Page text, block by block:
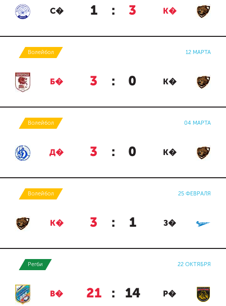
С� 1 : 3 К�
Волейбол 12 МАРТА
Б� 3 : 0 К�
Волейбол 04 МАРТА
Д� 3 : 0 К�
Волейбол 25 ФЕВРАЛЯ
К� 3 : 1 З�
Регби 22 ОКТЯБРЯ
В� 21 : 14 Р�